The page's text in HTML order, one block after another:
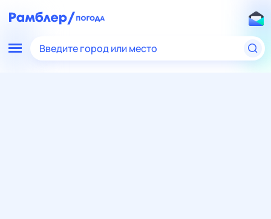
Введите город или место